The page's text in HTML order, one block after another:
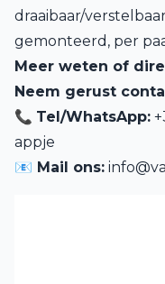
draaibaar/
gemonteerd, per
Meer weten of
Neem gerust
📞 Tel/WhatsApp:
appje
📧 Mail ons: